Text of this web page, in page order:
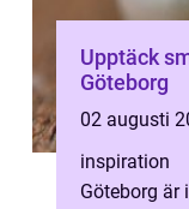
Upptäck
Göteborg
02 augusti
inspiration
Göteborg är